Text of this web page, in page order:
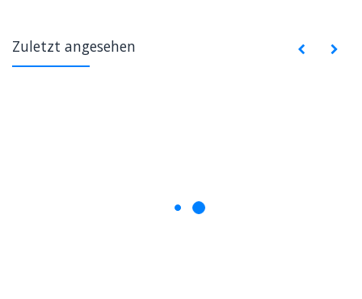
Zuletzt angesehen